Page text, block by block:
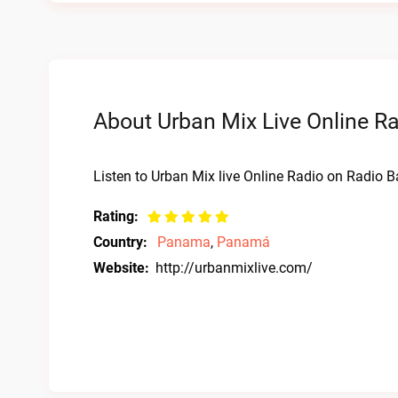
About Urban Mix Live Online
Listen to Urban Mix live Online Radio on Radio
Rating:
Country:
Panama, Panamá
Website: http://urbanmixlive.com/